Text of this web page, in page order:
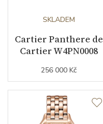
Datumovka
Sekundová ručka
Barva číselníku
SKLADEM
Cartier Panthere de
Cartier W4PN0008
256 000 Kč